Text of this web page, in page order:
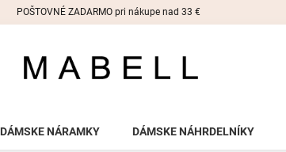
POŠTOVNÉ ZADARMO pri nákupe nad 33 €
DÁMSKE NÁRAMKY DÁMSKE NÁHRDELNÍKY